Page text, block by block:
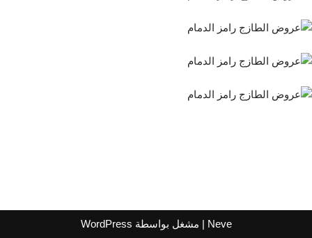
Neve | مشغل بواسطة WordPress
اشترك لتصلك عروض مراكز التسوق